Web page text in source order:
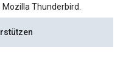
Thunderbird.